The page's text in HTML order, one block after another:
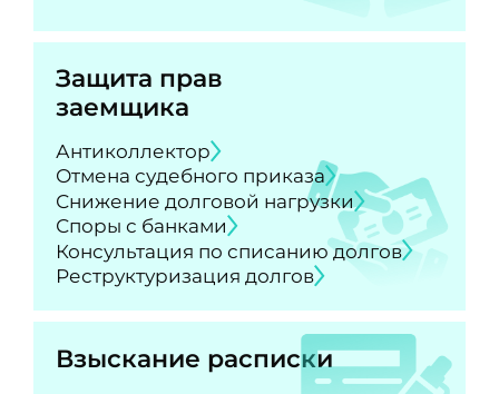
Защита прав
заемщика
Антиколлектор
Отмена судебного приказа
Снижение долговой нагрузки
Споры с банками
Консультация по списанию долгов
Реструктуризация долгов
Взыскание расписки